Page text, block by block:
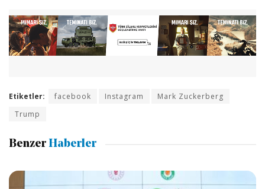
Etiketler: facebook Instagram
Mark Zuckerberg
Trump
Benzer Haberler